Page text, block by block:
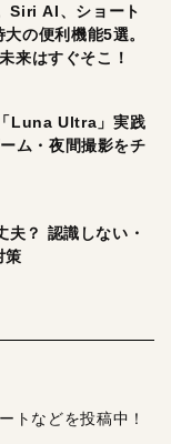
Siri AI、ショート
の便利機能5選。
来はすぐそこ！
Luna Ultra」実践
ム・夜間撮影をチ
夫？ 認識しない・
策
トなどを投稿中！